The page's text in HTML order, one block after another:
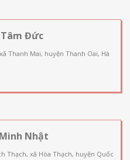
Đức
Thanh Mai, huyện Thanh Oai, Hà
Nhật
Thạch, xã Hòa Thạch, huyện Quốc